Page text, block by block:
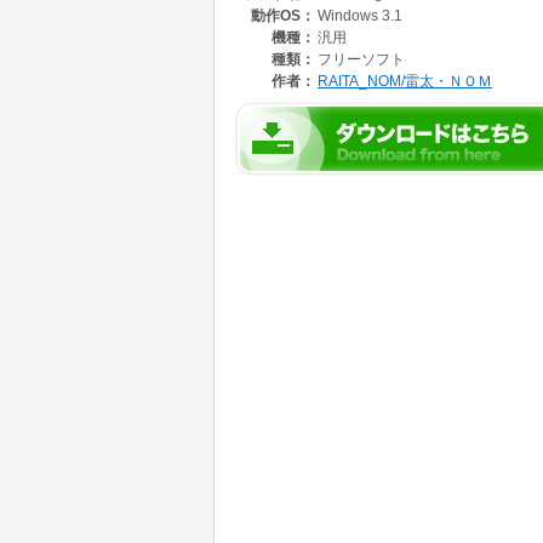
ということで、ＶＩＣＯ-Vanishing
このプログラムは、アイコンをクリックし
アイコンを登録できます。
そして、スタートアップグループの最後に
もいいアイコンを消してしまう（非表示に
Ｖ１．２０では、アイコンが「落下」します。
また、アイコン整列機能も追加されてい
動作OS： Windows 3.1
機種： 汎用
種類： フリーソフト
作者： RAITA_NOM/雷太・ＮＯＭ